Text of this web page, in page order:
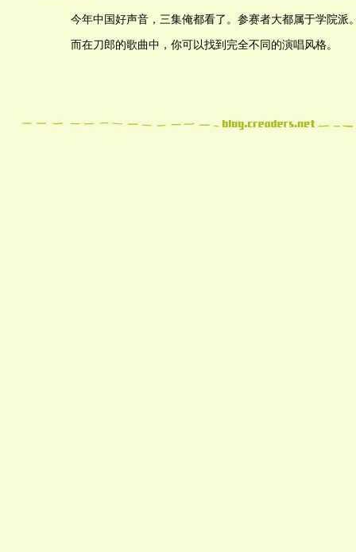
今年中国好声音，三集俺都看了。参赛者大都属于学院派
而在刀郎的歌曲中，你可以找到完全不同的演唱风格。